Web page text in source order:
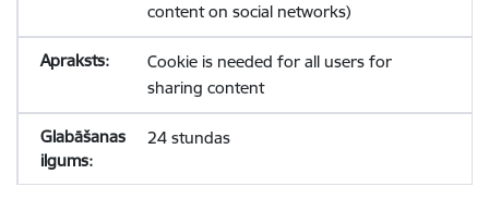
content on social networks)
Cookie is needed for all users for
sharing content
24 stundas